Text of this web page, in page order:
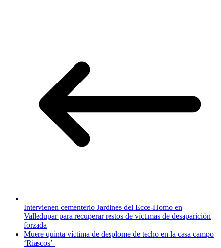
Intervienen cementerio Jardines del Ecce-Homo en
Valledupar para recuperar restos de víctimas de desaparición
forzada
Muere quinta víctima de desplome de techo en la casa campo
‘Riascos’